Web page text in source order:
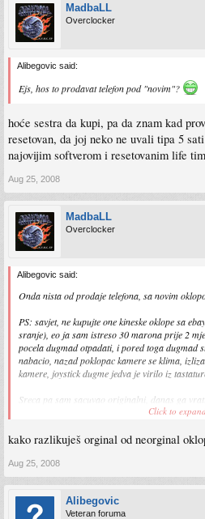
MadbaLL
Overclocker
Alibegovic said:
Ejs, hos to prodavat telefon pod "novim"?
hoće sestra da kupi, pa da znam kad
resetovan, da joj neko ne uvali tipa 5
najovijim softverom i resetovanim life
Aug 25, 2008
MadbaLL
Overclocker
Alibegovic said:
Onda nista od prodaje telefona, sa novim
PS: savjet, ne kupujte one kineske oklope sa
sranje), eo ja sam istreso 30 marona prije 2
pocela dugmad otpadati, i pored toga dugmad
nabacio, nazad poklopac kamere se klima,
kamere, joystick dugme jedva je virilo iz
Sreca pa sam sacuvao originalni, danas ga
Click to
kako razlikuješ orginal od neorginal
Aug 25, 2008
Alibegovic
Veteran foruma